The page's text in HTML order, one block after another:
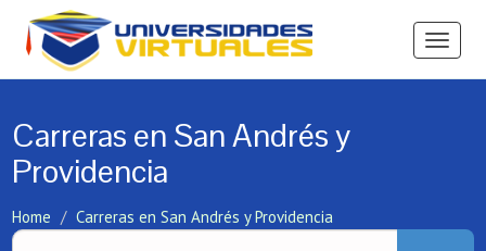
Ver
Carreras en San Andrés y
Providencia
Home Carreras en San Andrés y Providencia